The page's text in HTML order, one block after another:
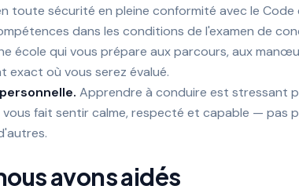
toute sécurité en pleine conformité avec le
dans les conditions de l'examen de
école qui vous prépare aux parcours, aux
exact où vous serez évalué.
Apprendre à conduire est stressant
fait sentir calme, respecté et capable — pas
avons aidés